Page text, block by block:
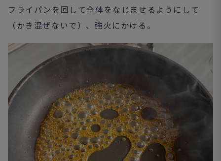
フライパンを回して全体をなじませるようにして
（かき混ぜないで）、強火にかける。